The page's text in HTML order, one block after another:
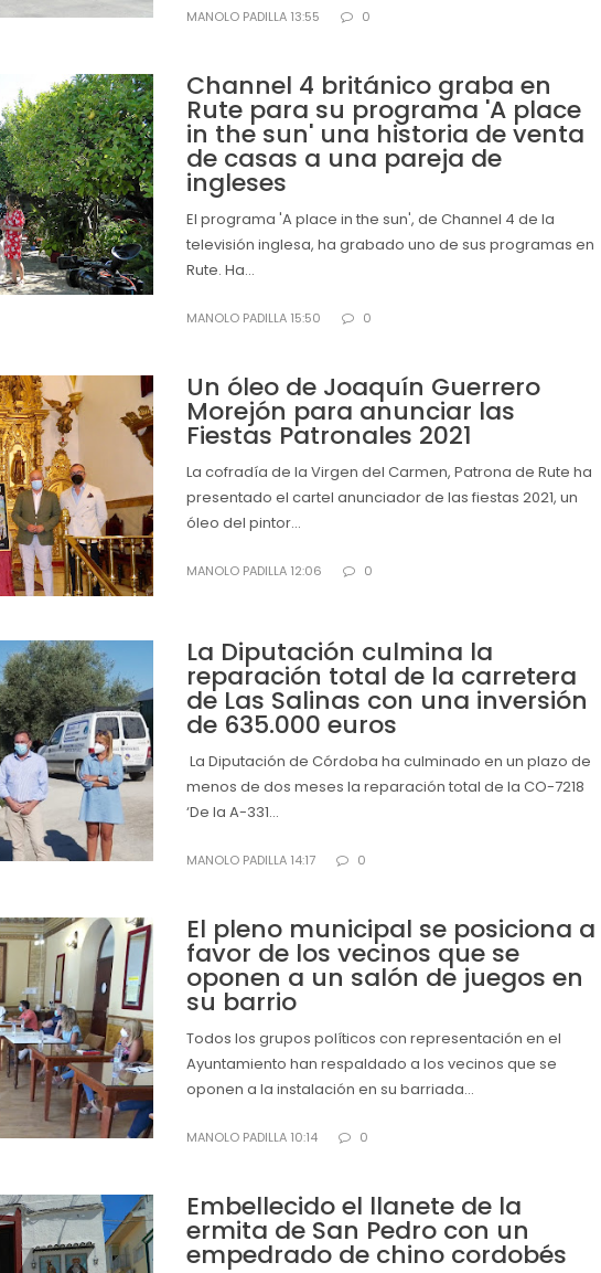
MANOLO PADILLA 13:55 0
Channel 4 británico graba en
Rute para su programa 'A place
in the sun' una historia de venta
de casas a una pareja de
ingleses
El programa 'A place in the sun', de Channel 4 de la
televisión inglesa, ha grabado uno de sus programas en
Rute. Ha...
MANOLO PADILLA 15:50 0
Un óleo de Joaquín Guerrero
Morejón para anunciar las
Fiestas Patronales 2021
La cofradía de la Virgen del Carmen, Patrona de Rute ha
presentado el cartel anunciador de las fiestas 2021, un
óleo del pintor...
MANOLO PADILLA 12:06 0
La Diputación culmina la
reparación total de la carretera
de Las Salinas con una inversión
de 635.000 euros
La Diputación de Córdoba ha culminado en un plazo de
menos de dos meses la reparación total de la CO-7218
‘De la A-331...
MANOLO PADILLA 14:17 0
El pleno municipal se posiciona a
favor de los vecinos que se
oponen a un salón de juegos en
su barrio
Todos los grupos políticos con representación en el
Ayuntamiento han respaldado a los vecinos que se
oponen a la instalación en su barriada...
MANOLO PADILLA 10:14 0
Embellecido el llanete de la
ermita de San Pedro con un
empedrado de chino cordobés